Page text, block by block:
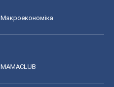
Макроекономіка
MAMACLUB